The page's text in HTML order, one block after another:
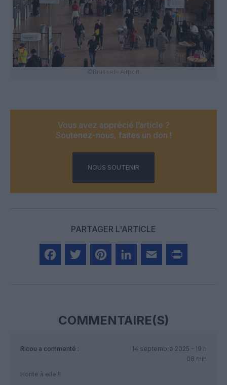
©Brussels Airport
Vous avez apprécié l’article ?
Soutenez-nous, faites un don !
NOUS SOUTENIR
PARTAGER L'ARTICLE
COMMENTAIRE(S)
Ricou a commenté :
14 septembre 2025 - 19 h
08 min
Honte à elle!!!